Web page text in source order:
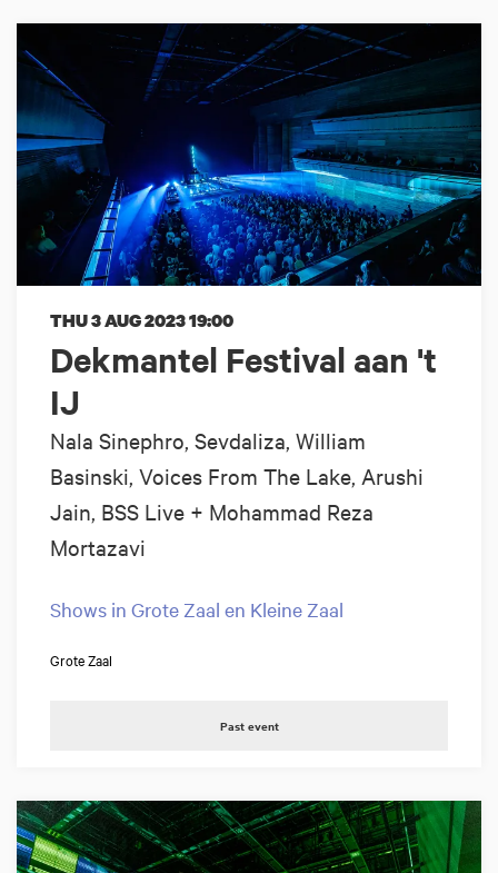
Dekmantel Festival aan 't
IJ
Nala Sinephro, Sevdaliza, William
Basinski, Voices From The Lake, Arushi
Jain, BSS Live + Mohammad Reza
Mortazavi
THU 3 AUG 202319:00
Shows in Grote Zaal en Kleine Zaal
Grote Zaal
Past event